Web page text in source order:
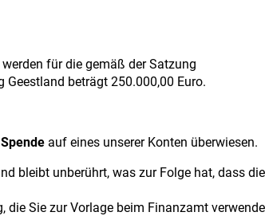
werden für die gemäß der Satzung
beträgt 250.000,00 Euro.
Spende auf eines unserer Konten überwiesen.
bleibt unberührt, was zur Folge hat, dass die
Sie zur Vorlage beim Finanzamt